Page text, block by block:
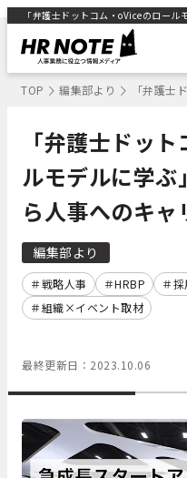
TOP 編集部より 「弁護士
「弁護士ドッ
ルモデルに学
ら人事へのキャ
編集部より
戦略人事 HRBP
組織×イベント取材
最終更新日： 2023.10.06